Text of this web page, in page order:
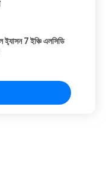
ই্যাসন 7 ইঞ্চি এলসিডি